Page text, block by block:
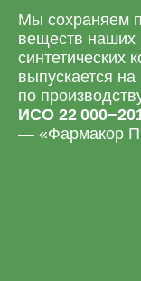
Мы сохраняем
веществ наших
синтетических
выпускается
по
ИСО 22
— «Фармакор